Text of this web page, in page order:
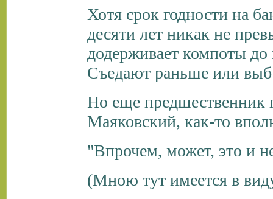
Хотя срок годности на
десяти лет никак не
додерживает компоты до
Съедают раньше или
Но еще предшественник
Маяковский, как-то
"Впрочем, может, это и
(Мною тут имеется в